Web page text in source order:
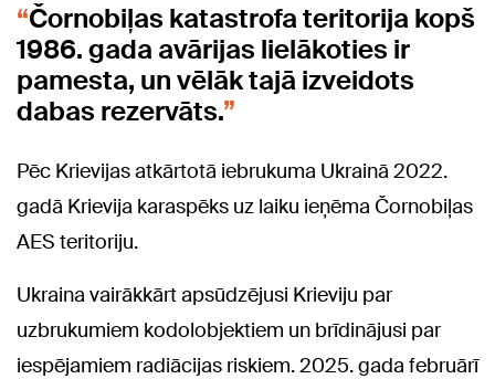
Čornobiļas katastrofa teritorija kopš
1986. gada avārijas lielākoties ir
pamesta, un vēlāk tajā izveidots
dabas rezervāts.
Pēc Krievijas atkārtotā iebrukuma Ukrainā 2022.
gadā Krievija karaspēks uz laiku ieņēma Čornobiļas
AES teritoriju.
Ukraina vairākkārt apsūdzējusi Krieviju par
uzbrukumiem kodolobjektiem un brīdinājusi par
iespējamiem radiācijas riskiem. 2025. gada februārī